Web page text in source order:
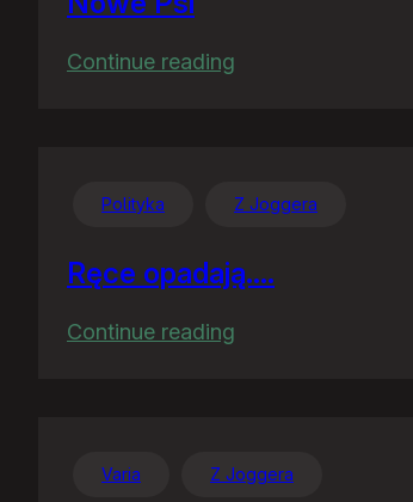
Continue reading
Polityka Z Joggera
Ręce opadają….
Continue reading
Varia Z Joggera